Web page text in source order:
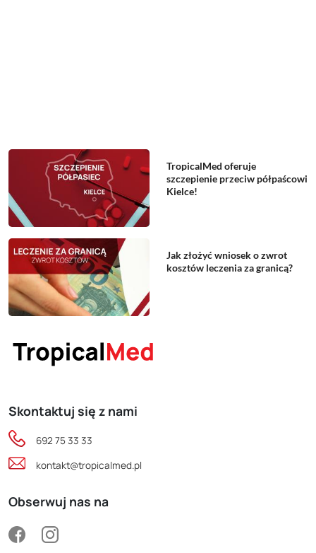
TropicalMed oferuje
szczepienie przeciw półpaścowi
Kielce!
Jak złożyć wniosek o zwrot
kosztów leczenia za granicą?
Skontaktuj się z nami
692 75 33 33
kontakt@tropicalmed.pl
Obserwuj nas na